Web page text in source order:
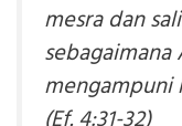
mesra dan
mengampuni